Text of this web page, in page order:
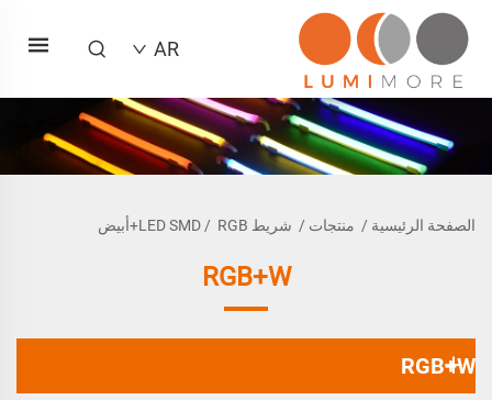
AR
الصفحة الرئيسية/ منتجات/ شريط LED SMD /RGB+أبيض
RGB+W
RGB+W